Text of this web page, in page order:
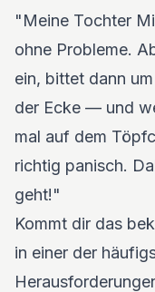
"Meine Tochter
ohne Probleme.
ein, bittet dann
der Ecke — und
mal auf dem
richtig panisch.
geht!"
Kommt dir das
in einer der